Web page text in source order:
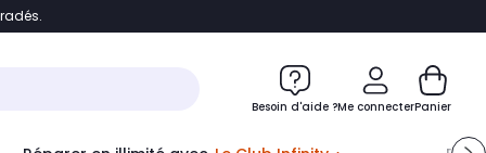
Accéder directement au chatbot
Besoin d'aide ?Me connecterPanier